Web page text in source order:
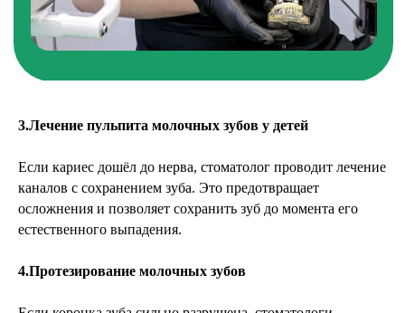
3.Лечение пульпита молочных зубов у детей
Если кариес дошёл до нерва, стоматолог проводит лечение
каналов с сохранением зуба. Это предотвращает
осложнения и позволяет сохранить зуб до момента его
естественного выпадения.
4.Протезирование молочных зубов